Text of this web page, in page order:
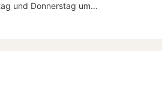
und Donnerstag um…